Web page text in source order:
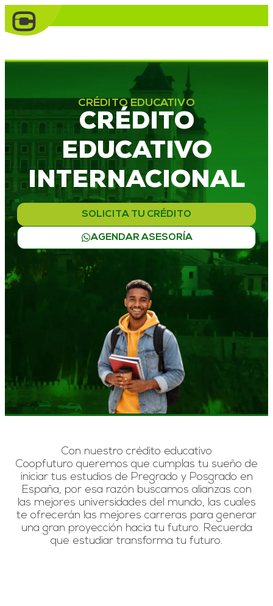
CRÉDITO EDUCATIVO
CRÉDITO
EDUCATIVO
INTERNACIONAL
SOLICITA TU CRÉDITO
AGENDAR ASESORÍA
Con nuestro crédito educativo
Coopfuturo queremos que cumplas tu sueño de
iniciar tus estudios de Pregrado y Posgrado en
España, por esa razón buscamos alianzas con
las mejores universidades del mundo, las cuales
te ofrecerán las mejores carreras para generar
una gran proyección hacia tu futuro. Recuerda
que estudiar transforma tu futuro.